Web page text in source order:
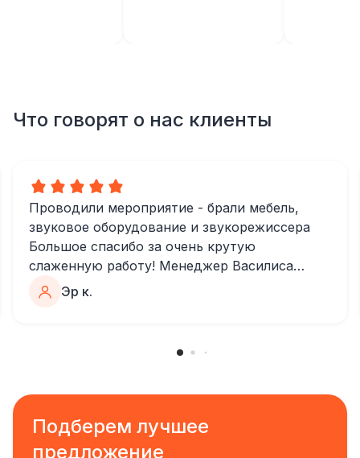
Что говорят о нас клиенты
Проводили мероприятие - брали мебель,
звуковое оборудование и звукорежиссера
Большое спасибо за очень крутую
слаженную работу! Менеджер Василиса
очень быстро и качественно обрабатывала
состоянии. Ребята сами все поставили,
посоветовали как лучше расположить и
Эр к.
Подберем лучшее
предложение